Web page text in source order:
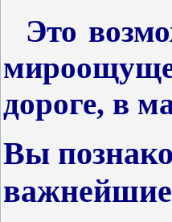
Это
дороге, в
Вы